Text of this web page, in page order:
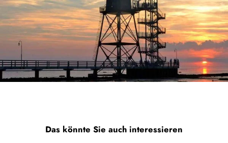
Das könnte Sie auch interessieren